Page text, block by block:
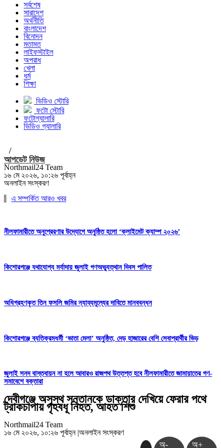
সর্বশেষ
সারাদেশ
অর্থনীতি
বাংলাদেশ
বিনোদন
মতামত
লাইফস্টাইল
অপরাধ
খেলা
ধর্ম
শিক্ষা
ভিডিও স্টোরি
ফটো স্টোরি
ফটোগ্যালারি
ভিডিও গ্যালারি
/
আপডেট নিউজ
Northmail24 Team
১৬ মে ২০২৬, ১০:২৬ পূর্বাহ্ন
অনলাইন সংস্করণ
এ সম্পর্কিত আরও খবর
নীলফামারীতে অনুপ্রেরণার উদ্যোগে অনুষ্ঠিত হলো ‘ক্লাইমেট ক্যাম্প ২০২৬’
কিশোরগঞ্জে যথাযোগ্য মর্যাদায় জুলাই গণঅভ্যুত্থান দিবস পালিত
অধিগ্রহণকৃত তিন ফসলি জমির ন্যায্যমূল্যের দাবিতে মানববন্ধন
কিশোরগঞ্জে ব্যতিক্রমধর্মী ‘ভাতা মেলা’ অনুষ্ঠিত, দেড় হাজারের বেশি সেবাপ্রার্থীর ভিড়
জুলাই সনদ বাস্তবায়ন না হলে আবারও রাজপথ উত্তপ্ত হবে নীলফামারীতে জামায়াতের গণ-
সমাবেশে বক্তারা
দেবীগঞ্জে অসুস্থ সন্তানকে ডাক্তার দেখিয়ে ফেরার পথে
ট্রাকচাপায় গৃহবধূ নিহত, আহত শিশু
Northmail24 Team
১৬ মে ২০২৬, ১০:২৬ পূর্বাহ্ন |অনলাইন সংস্করণ
অ- অ+